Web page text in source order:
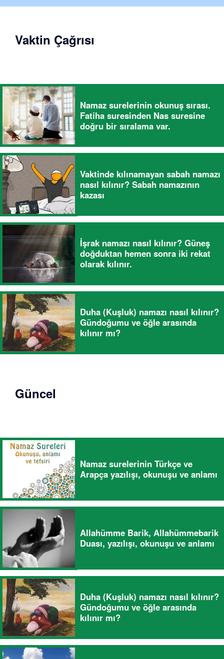
Vaktin Çağrısı
Namaz surelerinin okunuş sırası.
Fatiha suresinden Nas suresine
doğru bir sıralama var.
Vaktinde kılınamayan sabah namazı
nasıl kılınır? Sabah namazının
kazası
İşrak namazı nasıl kılınır? Güneş
doğduktan hemen sonra iki rekat
olarak kılınır.
Duha (Kuşluk) namazı nasıl kılınır?
Gündoğumu ve öğle arasında
kılınır mı?
Güncel
Namaz surelerinin Türkçe ve
Arapça yazılışı, okunuşu ve anlamı
Allahümme Barik, Allahümmebarik
Duası, yazılışı, okunuşu ve anlamı
Duha (Kuşluk) namazı nasıl kılınır?
Gündoğumu ve öğle arasında
kılınır mı?